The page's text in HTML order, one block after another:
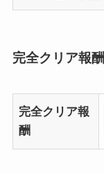
完全クリア報酬
完全クリア報
酬